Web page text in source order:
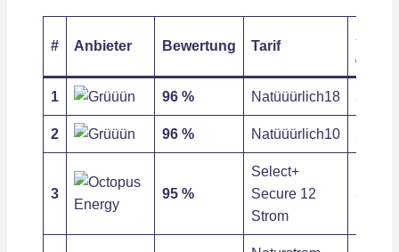
# Anbieter Bewertung Tarif
/ kWh
1 96 % Natüüürlich18
2 96 % Natüüürlich10
3 95 %
Select+
Secure 12
Strom
31,83